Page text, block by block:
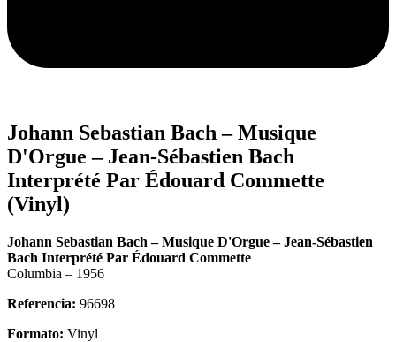
Johann Sebastian Bach – Musique
D'Orgue – Jean-Sébastien Bach
Interprété Par Édouard Commette
(Vinyl)
Johann Sebastian Bach – Musique D'Orgue – Jean-Sébastien
Bach Interprété Par Édouard Commette
Columbia – 1956
Referencia: 96698
Formato: Vinyl